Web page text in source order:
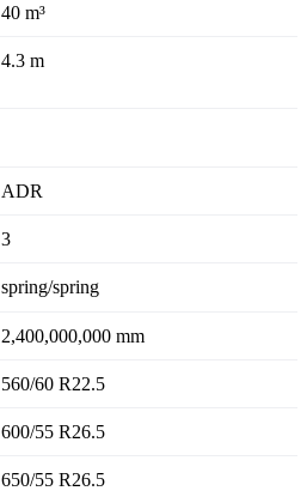
40 m³
4.3 m
ADR
3
spring/spring
2,400,000,000 mm
560/60 R22.5
600/55 R26.5
650/55 R26.5